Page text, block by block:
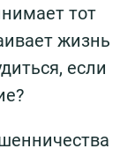
тот
жизнь
если